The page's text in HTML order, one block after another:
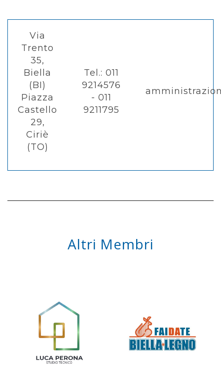
Via
Trento
35,
Biella
(BI)
Piazza
Castello
29,
Ciriè
(TO)
Tel.: 011
9214576
- 011
9211795
Altri Membri